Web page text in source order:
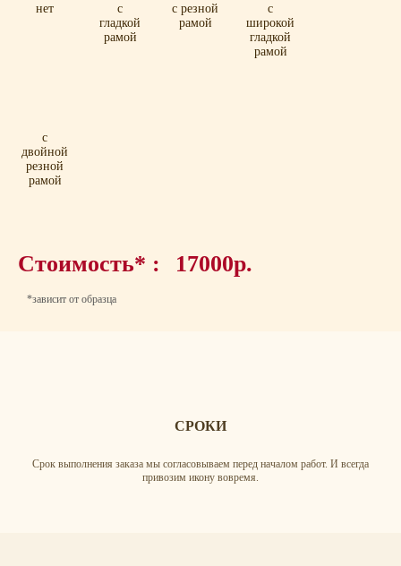
нет
с
гладкой
рамой
с резной
рамой
с
широкой
гладкой
рамой
с
двойной
резной
рамой
Стоимость* : 17000р.
*зависит от образца
СРОКИ
Срок выполнения заказа мы согласовываем перед началом работ. И всегда
привозим икону вовремя.